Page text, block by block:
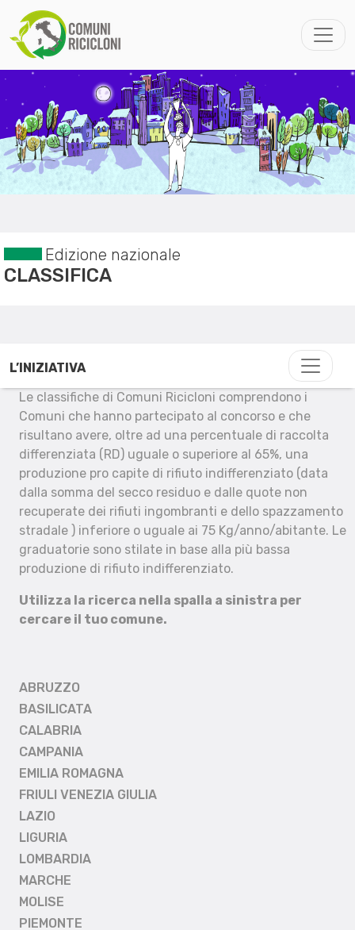
Edizione nazionale
CLASSIFICA
L’INIZIATIVA
Le classifiche di Comuni Ricicloni comprendono i
Comuni che hanno partecipato al concorso e che
risultano avere, oltre ad una percentuale di raccolta
differenziata (RD) uguale o superiore al 65%, una
produzione pro capite di rifiuto indifferenziato (data
dalla somma del secco residuo e dalle quote non
recuperate dei rifiuti ingombranti e dello spazzamento
stradale ) inferiore o uguale ai 75 Kg/anno/abitante. Le
graduatorie sono stilate in base alla più bassa
produzione di rifiuto indifferenziato.
Utilizza la ricerca nella spalla a sinistra per
cercare il tuo comune.
ABRUZZO
BASILICATA
CALABRIA
CAMPANIA
EMILIA ROMAGNA
FRIULI VENEZIA GIULIA
LAZIO
LIGURIA
LOMBARDIA
MARCHE
MOLISE
PIEMONTE